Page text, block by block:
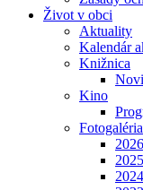
Život v obci
Aktuality
Kalendár
Knižnica
Kino
Fotogaléria
2026
2025
2024